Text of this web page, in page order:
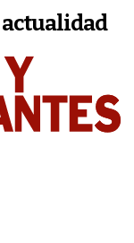
actualidad